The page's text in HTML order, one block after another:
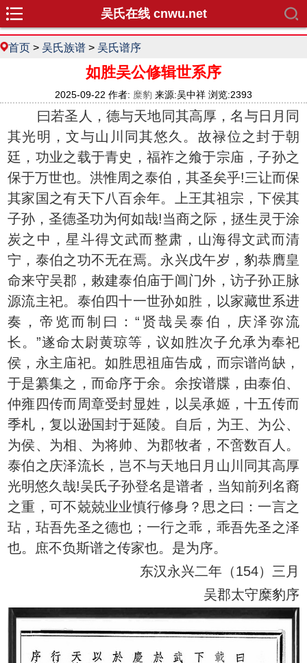
吴氏在线 cnwu.net
首页 > 吴氏族谱 > 吴氏谱序
如胜吴公修辑世系序
2025-09-22 作者: 糜豹 来源:吴中祥 浏览:2393
曰若圣人，德与天地同其高厚，名与日月同
其光明，文与山川同其悠久。故禄位之封于朝
廷，功业之载于青史，福祚之飨于宗庙，子孙之
保于万世也。洪惟周之泰伯，其圣矣乎!三让而保
其家国之有天下八百余年。上王其祖宗，下侯其
子孙，圣德圣功为何如哉!当商之际，拯生灵于涂
炭之中，星斗得文武而整肃，山海得文武而清
宁，泰伯之功不无在焉。永兴戊午岁，豹恭膺皇
命来守吴郡，敕建泰伯庙于阊门外，访子孙正脉
源流主祀。泰伯四十一世孙如胜，以家藏世系进
奏，帝览而制曰：“贤哉吴泰伯，庆泽弥流
长。”遂命太尉黄琼等，议如胜次子允承为奉祀
侯，永主庙祀。如胜思祖庙告成，而宗谱尚缺，
于是纂集之，而命序于余。余按谱牒，由泰伯、
仲雍四传而周章受封显姓，以吴承姬，十五传而
季札，复以逊国封于延陵。自后，为王、为公、
为侯、为相、为将帅、为郡牧者，不啻数百人。
泰伯之庆泽流长，岂不与天地日月山川同其高厚
光明悠久哉!吴氏子孙登名是谱者，当知前列名裔
之重，可不兢兢业业慎行修身？思之曰：一言之
玷，玷吾先圣之德也；一行之乖，乖吾先圣之泽
也。庶不负斯谱之传家也。是为序。
东汉永兴二年（154）三月
吴郡太守糜豹序